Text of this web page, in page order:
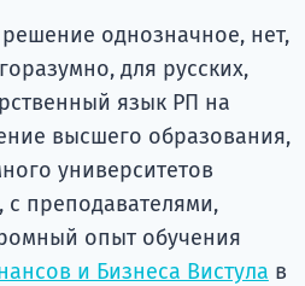
однозначное, нет,
для русских,
язык РП на
высшего образования,
университетов
преподавателями,
опыт обучения
и Бизнеса Вистула в